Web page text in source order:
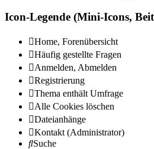
Icon-Legende (Mini-Icons,
Home, Forenübersicht
Häufig gestellte Fragen
Anmelden, Abmelden
Registrierung
Thema enthält Umfrage
Alle Cookies löschen
Dateianhänge
Kontakt (Administrator)
Suche